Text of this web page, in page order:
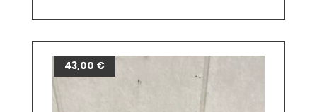
43,00 €